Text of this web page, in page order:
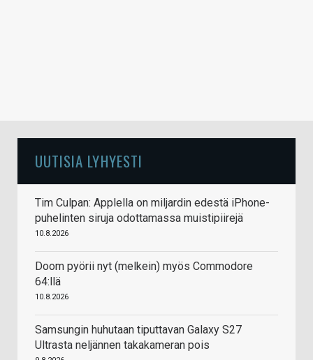
UUTISIA LYHYESTI
Tim Culpan: Applella on miljardin edestä iPhone-
puhelinten siruja odottamassa muistipiirejä
10.8.2026
Doom pyörii nyt (melkein) myös Commodore
64:llä
10.8.2026
Samsungin huhutaan tiputtavan Galaxy S27
Ultrasta neljännen takakameran pois